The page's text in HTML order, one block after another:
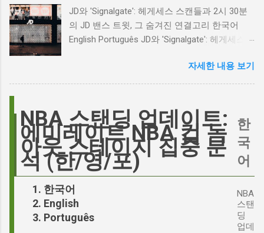
하는 동시에 우려를 표했습니다. 일부에서는 엘
로디의 이미지가 원작 속 히스클리프와는 다소
거리가 있다는 의견을 제시하며 캐스팅에 대한
한 비판에 대해 "기다려 보세요. 믿으세요. 분명
의 이미지가 원작과 부합하는지 여부를 넘어, 우
리가 '히스클리프'라는 인물에게 기대하는 바가
무엇인지, 그리고 배우가 그 기대를 어떻게 충족
시킬 수 있는지에 대한 근본적인 질문을 던집니
다. 다니엘 데이 루이스, '진정성'의 대명사 이 지
점에서 다니엘 데이 루이스의 이름이 등장하는
것은 결코 우연이 아닙니다. 그는 '메소드 연
기'의 극한을 보여주는 배우로서, 맡는 역할마다
JD와 'Signalgate': 헤게세스 스캔들과 2시 30분
의 JD 밴스 트윗, 그 숨겨진 연결고리 한국어
English Português JD와 'Signalgate': 헤게세스
연결고리 오늘의 구글 트렌드 인기 검색어 'jd'는
단순히 두 글자의 약자가 아닙니다. 최근 미국
'Signalgate' 스캔들과 깊숙이 연결되어 있습니
다. 폭스뉴스 진행자 피트 헤게세스(Pete
Hegseth)를 중심으로 벌어진 이 스캔들은 예상
치 못한 인물, JD 밴스(JD Vance)의 이름까지 소
환하며 파장을 일으키고 있습니다. 왜 'jd'가 갑자
들이 어떻게 얽혀있는 것일까요? 최대100%세일
오늘의 특가 'Signalgate' 스캔들: 피트 헤게세스
의 그림자 먼저 'Signalgate' 스캔들의 핵심 인물
자세한 내용 보기
NBA 스탠딩 업데이트:
에미레이트 NBA 컵 녹
아웃 스테이지 집중 분
석 (한/영/포)
한국어
English
Português
한
국
어
NBA
스탠
딩
업데